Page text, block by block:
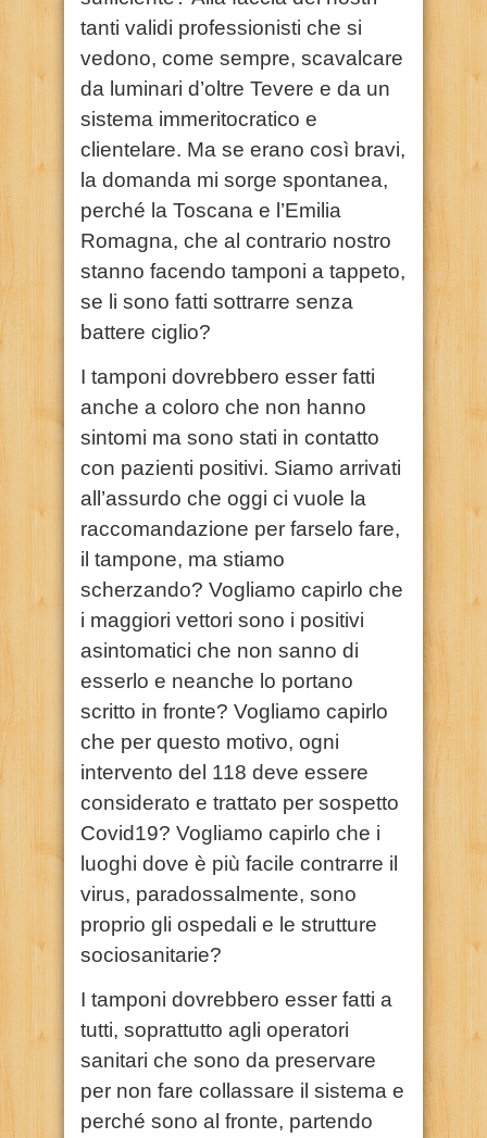
tanti validi professionisti che si
vedono, come sempre, scavalcare
da luminari d’oltre Tevere e da un
sistema immeritocratico e
clientelare. Ma se erano così bravi,
la domanda mi sorge spontanea,
perché la Toscana e l’Emilia
Romagna, che al contrario nostro
stanno facendo tamponi a tappeto,
se li sono fatti sottrarre senza
battere ciglio?
I tamponi dovrebbero esser fatti
anche a coloro che non hanno
sintomi ma sono stati in contatto
con pazienti positivi. Siamo arrivati
all’assurdo che oggi ci vuole la
raccomandazione per farselo fare,
il tampone, ma stiamo
scherzando? Vogliamo capirlo che
i maggiori vettori sono i positivi
asintomatici che non sanno di
esserlo e neanche lo portano
scritto in fronte? Vogliamo capirlo
che per questo motivo, ogni
intervento del 118 deve essere
considerato e trattato per sospetto
Covid19? Vogliamo capirlo che i
luoghi dove è più facile contrarre il
virus, paradossalmente, sono
proprio gli ospedali e le strutture
sociosanitarie?
I tamponi dovrebbero esser fatti a
tutti, soprattutto agli operatori
sanitari che sono da preservare
per non fare collassare il sistema e
perché sono al fronte, partendo